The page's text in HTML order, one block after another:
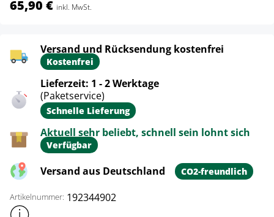
65,90 € inkl. MwSt.
Versand und Rücksendung kostenfrei
Kostenfrei
Lieferzeit: 1 - 2 Werktage
(Paketservice)
Schnelle Lieferung
Aktuell sehr beliebt, schnell sein lohnt sich
Verfügbar
Versand aus Deutschland CO2-freundlich
Artikelnummer: 192344902
Weitere Produktinformationen anzeigen